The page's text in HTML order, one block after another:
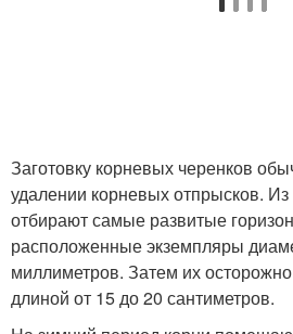
Заготовку корневых черенков
удалении корневых отпрысков.
отбирают самые развитые
расположенные экземпляры
миллиметров. Затем их
длиной от 15 до 20 сантиметров.